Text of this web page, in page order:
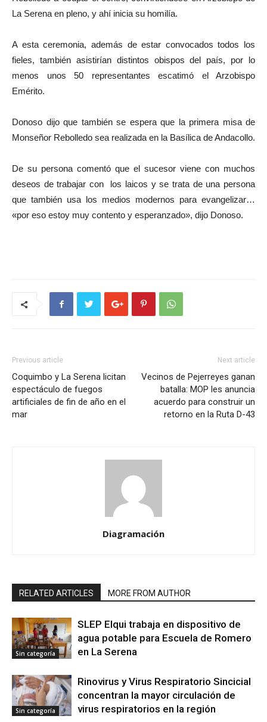
La Serena en pleno, y ahí inicia su homilía.
A esta ceremonia, además de estar convocados todos los
fieles, también asistirían distintos obispos del país, por lo
menos unos 50 representantes escatimó el Arzobispo
Emérito.
Donoso dijo que también se espera que la primera misa de
Monseñor Rebolledo sea realizada en la Basílica de Andacollo.
De su persona comentó que el sucesor viene con muchos
deseos de trabajar con los laicos y se trata de una persona
que también usa los medios modernos para evangelizar…
«por eso estoy muy contento y esperanzado», dijo Donoso.
Previous article
Coquimbo y La Serena licitan
espectáculo de fuegos
artificiales de fin de año en el
mar
Next article
Vecinos de Pejerreyes ganan
batalla: MOP les anuncia
acuerdo para construir un
retorno en la Ruta D-43
Diagramación
RELATED ARTICLES MORE FROM AUTHOR
Sin categoría
SLEP Elqui trabaja en dispositivo de
agua potable para Escuela de Romero
en La Serena
Sin categoría
Rinovirus y Virus Respiratorio Sincicial
concentran la mayor circulación de
virus respiratorios en la región